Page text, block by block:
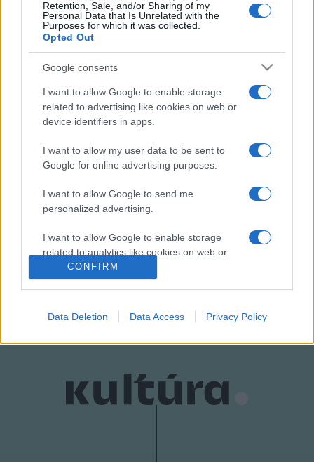
Retention, Sale, and/or Sharing of my
Personal Data that Is Unrelated with the
Purposes for which it was collected.
Opted Out
Google consents
I want to allow Google to enable storage
related to advertising like cookies on web or
device identifiers in apps.
I want to allow my user data to be sent to
Google for online advertising purposes.
I want to allow Google to send me
personalized advertising.
I want to allow Google to enable storage
related to analytics like cookies on web or
device identifiers in apps.
related to functionality of the website or app.
I want to allow Google to enable storage
related to security, including authentication
CONFIRM
Data Deletion Data Access Privacy Policy
legatus segítségével. A princeps hatalmát és uralmát
támogatják meg, többek között, a lovagok - akik a hivatali
nemesség rangjára emelkednek - és az újonnan alakított
politikai tanácsadó bizottság, a tanács, melynek véleményét
minden fontos politikai döntés előtt kikérik. Augustus a
Százados Játékok alkalmából (Ludi Saeculares, Róma
alapításának emlékére) 17 januárjában az egész Római
Birodalomban uralkodó általános békét (pax Augusta)
ünnepli.
MEGOSZTÁS